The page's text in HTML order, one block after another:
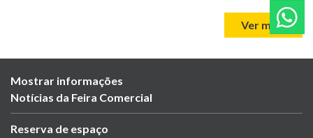
Ver mais
Mostrar informações
Notícias da Feira Comercial
Reserva de espaço